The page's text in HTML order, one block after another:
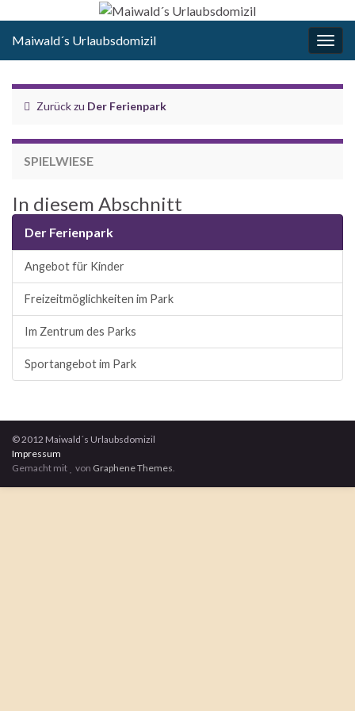
Maiwald´s Urlaubsdomizil
Zurück zu Der Ferienpark
SPIELWIESE
In diesem Abschnitt
Der Ferienpark
Angebot für Kinder
Freizeitmöglichkeiten im Park
Im Zentrum des Parks
Sportangebot im Park
© 2012 Maiwald´s Urlaubsdomizil
Impressum
Gemacht mit
von Graphene Themes